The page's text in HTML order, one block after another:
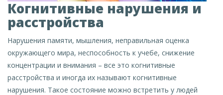
Когнитивные нарушения и
расстройства
Нарушения памяти, мышления, неправильная оценка
окружающего мира, неспособность к учебе, снижение
концентрации и внимания – все это когнитивные
расстройства и иногда их называют когнитивные
нарушения. Такое состояние можно встретить у людей